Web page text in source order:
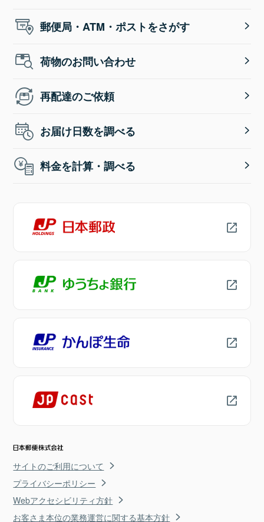
郵便局・ATM・ポストをさがす
荷物のお問い合わせ
再配達のご依頼
お届け日数を調べる
料金を計算・調べる
サイトのご利用について
プライバシーポリシー
Webアクセシビリティ方針
お客さま本位の業務運営に関する基本方針